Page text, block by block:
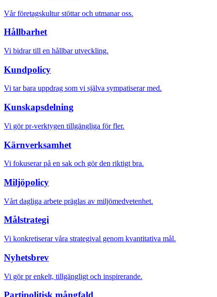
Vår företagskultur stöttar och utmanar oss.
Hållbarhet
Vi bidrar till en hållbar utveckling.
Kundpolicy
Vi tar bara uppdrag som vi själva sympatiserar med.
Kunskapsdelning
Vi gör pr-verktygen tillgängliga för fler.
Kärnverksamhet
Vi fokuserar på en sak och gör den riktigt bra.
Miljöpolicy
Vårt dagliga arbete präglas av miljömedvetenhet.
Målstrategi
Vi konkretiserar våra strategival genom kvantitativa mål.
Nyhetsbrev
Vi gör pr enkelt, tillgängligt och inspirerande.